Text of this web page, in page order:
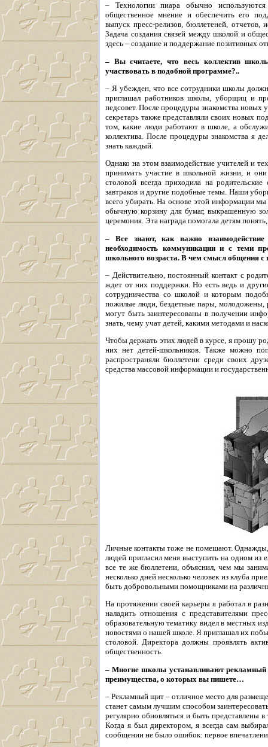
– Технологии пиара обычно
общественное мнение и обеспечить его
выпуск пресс-релизов, бюллетеней, отчетов,
Задача создания связей между школой и
здесь – создание и поддержание позитивных
– Вы считаете, что весь коллектив
участвовать в подобной программе?..
– Я убежден, что все сотрудники школы
приглашал работников школы, уборщиц и
педсовет. После процедуры знакомства новых
секретарь также представляли своих новых
том, какие люди работают в школе, а
коллектива. После процедуры знакомства я
знать каждый.
Однако на этом взаимодействие учителей и
принимать участие в школьной жизни, и
столовой всегда приходила на
завтраков и другие подобные темы. Наши
всего убирать. На основе этой информации
обычную корзину для бумаг, выкрашенную
церемония. Эта награда помогала детям
– Все знают, как важно
необходимость коммуникации и с теми
школьного возраста. В чем смысл общения
– Действительно, постоянный контакт с
ждет от них поддержки. Но есть ведь и
сотрудничества со школой и которым
пожилые люди, бездетные пары, молодожены,
могут быть заинтересованы в получении
знать, чему учат детей, какими методами и
Чтобы держать этих людей в курсе, я прошу
них нет детей-школьников. Также можно
распространяли бюллетени среди своих
средства массовой информации и
Личные контакты тоже не помешают.
людей пригласил меня выступить на одном из
все те же бюллетени, объяснил, чем мы
несколько дней несколько человек из клуба
быть добровольными помощниками на
На протяжении своей карьеры я работал в
наладить отношения с представителями
образовательную тематику видел в местных
новостями о нашей школе. Я приглашал их
столовой. Директора должны проявлять
общественность.
– Многие школы устанавливают рекламный
преимущества, о которых вы пишете…
– Рекламный щит – отличное место для
станет самым лучшим способом
регулярно обновляться и быть представлены
Когда я был директором, я всегда сам
сообщении не было ошибок: первое